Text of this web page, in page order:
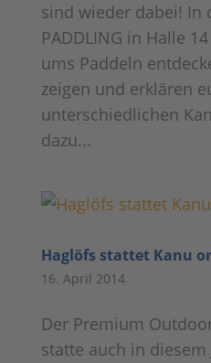
sind wieder dabei! In
PADDLING in Halle
ums Paddeln
zeigen und erklären
unterschiedlichen
dazu...
Haglöfs stattet Kanu
16. April 2014
Der Premium
statte auch in diesem